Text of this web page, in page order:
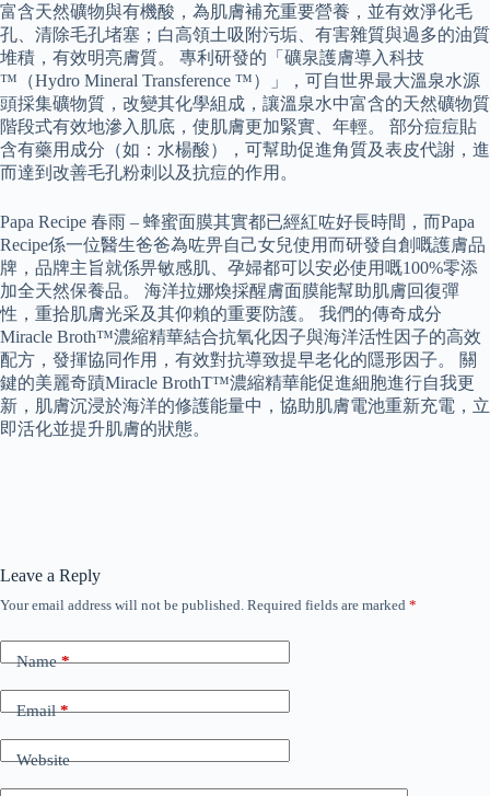
富含天然礦物與有機酸，為肌膚補充重要營養，並有效淨化毛
孔、清除毛孔堵塞；白高領土吸附污垢、有害雜質與過多的油質
堆積，有效明亮膚質。 專利研發的「礦泉護膚導入科技
™（Hydro Mineral Transference ™）」，可自世界最大溫泉水源
頭採集礦物質，改變其化學組成，讓溫泉水中富含的天然礦物質
階段式有效地滲入肌底，使肌膚更加緊實、年輕。 部分痘痘貼
含有藥用成分（如：水楊酸），可幫助促進角質及表皮代謝，進
而達到改善毛孔粉刺以及抗痘的作用。
Papa Recipe 春雨 – 蜂蜜面膜其實都已經紅咗好長時間，而Papa
Recipe係一位醫生爸爸為咗畀自己女兒使用而研發自創嘅護膚品
牌，品牌主旨就係畀敏感肌、孕婦都可以安必使用嘅100%零添
加全天然保養品。 海洋拉娜煥採醒膚面膜能幫助肌膚回復彈
性，重拾肌膚光采及其仰賴的重要防護。 我們的傳奇成分
Miracle Broth™濃縮精華結合抗氧化因子與海洋活性因子的高效
配方，發揮協同作用，有效對抗導致提早老化的隱形因子。 關
鍵的美麗奇蹟Miracle BrothT™濃縮精華能促進細胞進行自我更
新，肌膚沉浸於海洋的修護能量中，協助肌膚電池重新充電，立
即活化並提升肌膚的狀態。
Leave a Reply
Your email address will not be published. Required fields are marked *
Name*
Email*
Website